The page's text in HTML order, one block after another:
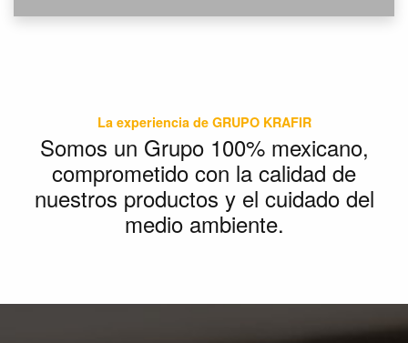
La experiencia de GRUPO KRAFIR
Somos un Grupo 100% mexicano,
comprometido con la calidad de
nuestros productos y el cuidado del
medio ambiente.